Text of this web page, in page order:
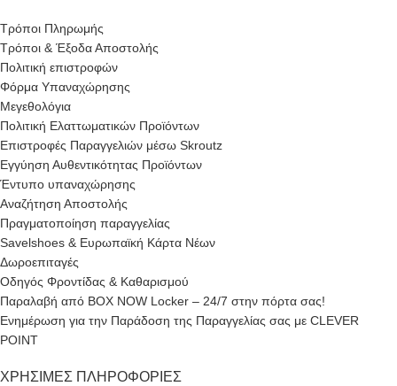
Τρόποι Πληρωμής
Τρόποι & Έξοδα Αποστολής
Πολιτική επιστροφών
Φόρμα Υπαναχώρησης
Μεγεθολόγια
Πολιτική Ελαττωματικών Προϊόντων
Επιστροφές Παραγγελιών μέσω Skroutz
Εγγύηση Αυθεντικότητας Προϊόντων
Έντυπο υπαναχώρησης
Αναζήτηση Αποστολής
Πραγματοποίηση παραγγελίας
Savelshoes & Ευρωπαϊκή Κάρτα Νέων
Δωροεπιταγές
Οδηγός Φροντίδας & Καθαρισμού
Παραλαβή από BOX NOW Locker – 24/7 στην πόρτα σας!
Ενημέρωση για την Παράδοση της Παραγγελίας σας με CLEVER
POINT
ΧΡΉΣΙΜΕΣ ΠΛΗΡΟΦΟΡΊΕΣ